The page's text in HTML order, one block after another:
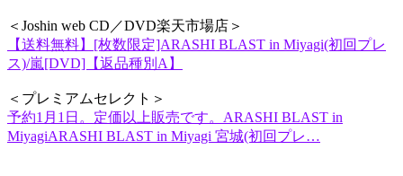
＜Joshin web CD／DVD楽天市場店＞
【送料無料】[枚数限定]ARASHI BLAST in Miyagi(初回プレ
ス)/嵐[DVD]【返品種別A】
＜プレミアムセレクト＞
予約1月1日。定価以上販売です。ARASHI BLAST in
MiyagiARASHI BLAST in Miyagi 宮城(初回プレ…